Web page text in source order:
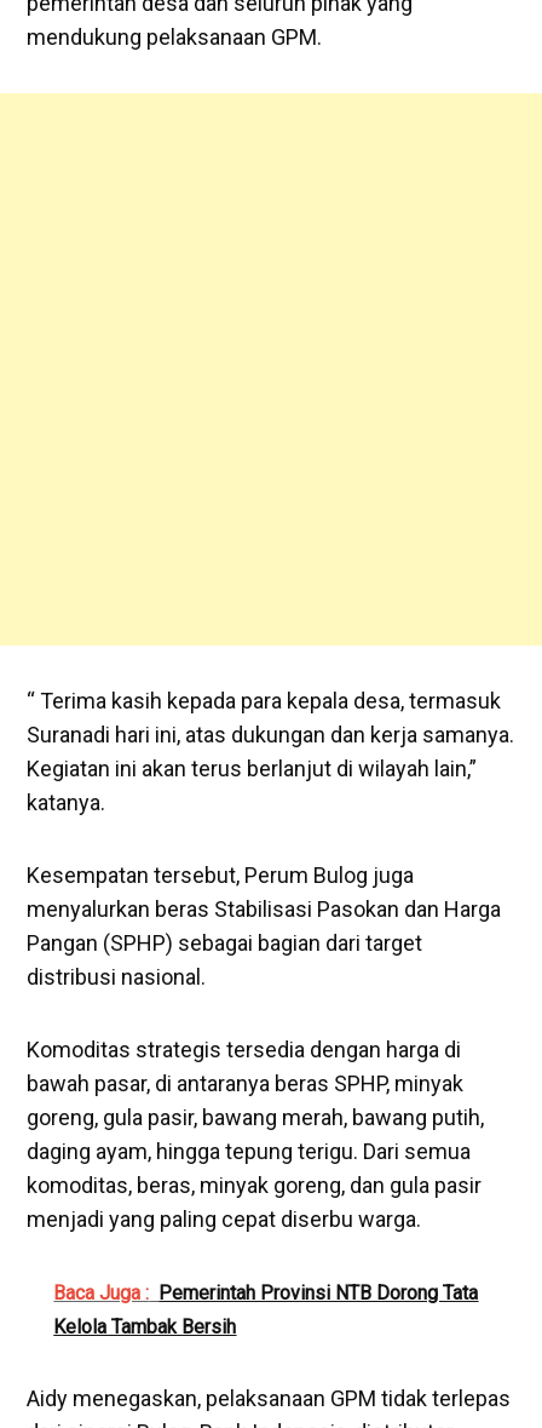
mendukung pelaksanaan GPM.
“ Terima kasih kepada para kepala desa, termasuk
Suranadi hari ini, atas dukungan dan kerja samanya.
Kegiatan ini akan terus berlanjut di wilayah lain,”
katanya.
Kesempatan tersebut, Perum Bulog juga
menyalurkan beras Stabilisasi Pasokan dan Harga
Pangan (SPHP) sebagai bagian dari target
distribusi nasional.
Komoditas strategis tersedia dengan harga di
bawah pasar, di antaranya beras SPHP, minyak
goreng, gula pasir, bawang merah, bawang putih,
daging ayam, hingga tepung terigu. Dari semua
komoditas, beras, minyak goreng, dan gula pasir
menjadi yang paling cepat diserbu warga.
Baca Juga : Pemerintah Provinsi NTB Dorong Tata
Kelola Tambak Bersih
Aidy menegaskan, pelaksanaan GPM tidak terlepas